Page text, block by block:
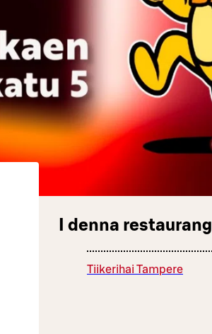
I denna restaurang
Tiikerihai Tampere